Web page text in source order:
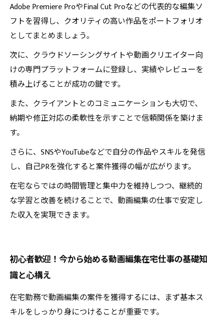
Adobe Premiere ProやFinal Cut Proなどの代表的な編集ソ
フトを習得し、クオリティの高い作品をポートフォリオ
としてまとめましょう。
次に、クラウドソーシングサイトや動画クリエイター向
けの専門プラットフォームに登録し、実績やレビューを
積み上げることが成功の鍵です。
また、クライアントとのコミュニケーションも大切で、
納期や修正対応の柔軟性を示すことで信頼関係を築けま
す。
さらに、SNSやYouTubeなどで自分の作品やスキルを発信
し、自己PRを強化すると案件獲得の幅が広がります。
在宅ならではの時間管理と集中力を維持しつつ、継続的
な学習と改善を続けることで、動画編集の仕事で安定し
た収入を実現できます。
初心者歓迎！今から始める動画編集在宅仕事の基礎知
識と心構え
在宅勤務で動画編集の案件を獲得するには、まず基本ス
キルをしっかり身につけることが重要です。